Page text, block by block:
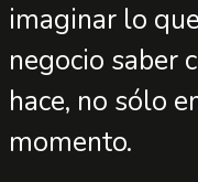
imaginar lo
negocio saber
hace, no sólo
momento.